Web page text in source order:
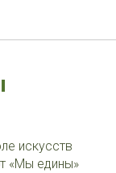
искусств
«Мы едины»